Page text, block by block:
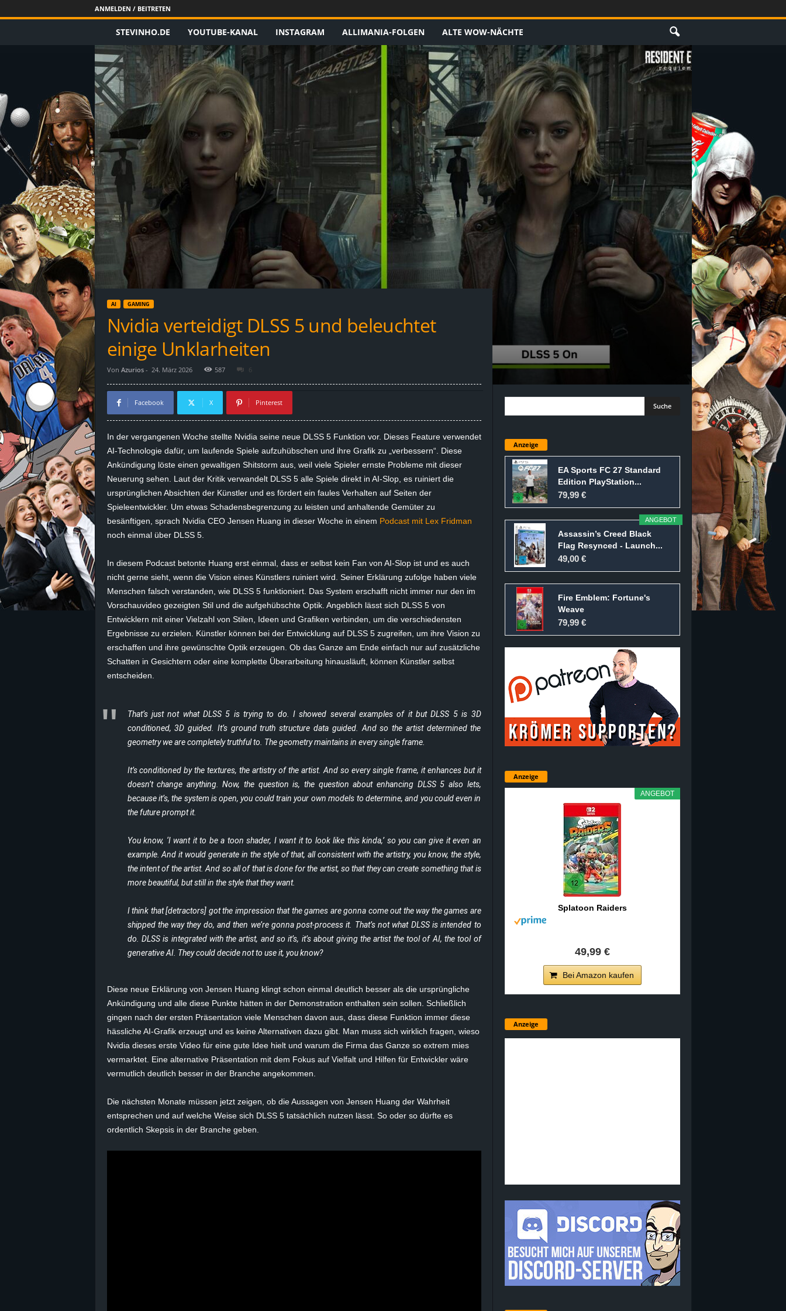
ANMELDEN / BEITRETEN
t
e
v
i
n
h
o
.
d
e
i
n
s
g
e
c
h
n
STEVINHO.DE YOUTUBE-KANAL INSTAGRAM ALLIMANIA-FOLGEN ALTE WOW-NÄCHTE
AI GAMING
Nvidia verteidigt DLSS 5 und beleuchtet
einige Unklarheiten
Von Azurios- 24. März 2026 587 6
Facebook X Pinterest
In der vergangenen Woche stellte Nvidia seine neue DLSS 5 Funktion vor. Dieses Feature verwendet
AI-Technologie dafür, um laufende Spiele aufzuhübschen und ihre Grafik zu „verbessern“. Diese
Ankündigung löste einen gewaltigen Shitstorm aus, weil viele Spieler ernste Probleme mit dieser
Neuerung sehen. Laut der Kritik verwandelt DLSS 5 alle Spiele direkt in AI-Slop, es ruiniert die
ursprünglichen Absichten der Künstler und es fördert ein faules Verhalten auf Seiten der
Spieleentwickler. Um etwas Schadensbegrenzung zu leisten und anhaltende Gemüter zu
besänftigen, sprach Nvidia CEO Jensen Huang in dieser Woche in einem Podcast mit Lex Fridman
noch einmal über DLSS 5.
In diesem Podcast betonte Huang erst einmal, dass er selbst kein Fan von AI-Slop ist und es auch
nicht gerne sieht, wenn die Vision eines Künstlers ruiniert wird. Seiner Erklärung zufolge haben viele
Menschen falsch verstanden, wie DLSS 5 funktioniert. Das System erschafft nicht immer nur den im
Vorschauvideo gezeigten Stil und die aufgehübschte Optik. Angeblich lässt sich DLSS 5 von
Entwicklern mit einer Vielzahl von Stilen, Ideen und Grafiken verbinden, um die verschiedensten
Ergebnisse zu erzielen. Künstler können bei der Entwicklung auf DLSS 5 zugreifen, um ihre Vision zu
erschaffen und ihre gewünschte Optik erzeugen. Ob das Ganze am Ende einfach nur auf zusätzliche
Schatten in Gesichtern oder eine komplette Überarbeitung hinausläuft, können Künstler selbst
entscheiden.
That’s just not what DLSS 5 is trying to do. I showed several examples of it but DLSS 5 is 3D
conditioned, 3D guided. It’s ground truth structure data guided. And so the artist determined the
geometry we are completely truthful to. The geometry maintains in every single frame.
It’s conditioned by the textures, the artistry of the artist. And so every single frame, it enhances but it
doesn’t change anything. Now, the question is, the question about enhancing DLSS 5 also lets,
because it’s, the system is open, you could train your own models to determine, and you could even in
the future prompt it.
You know, ‘I want it to be a toon shader, I want it to look like this kinda,’ so you can give it even an
example. And it would generate in the style of that, all consistent with the artistry, you know, the style,
the intent of the artist. And so all of that is done for the artist, so that they can create something that is
more beautiful, but still in the style that they want.
I think that [detractors] got the impression that the games are gonna come out the way the games are
shipped the way they do, and then we’re gonna post-process it. That’s not what DLSS is intended to
do. DLSS is integrated with the artist, and so it’s, it’s about giving the artist the tool of AI, the tool of
generative AI. They could decide not to use it, you know?
Diese neue Erklärung von Jensen Huang klingt schon einmal deutlich besser als die ursprüngliche
Ankündigung und alle diese Punkte hätten in der Demonstration enthalten sein sollen. Schließlich
gingen nach der ersten Präsentation viele Menschen davon aus, dass diese Funktion immer diese
hässliche AI-Grafik erzeugt und es keine Alternativen dazu gibt. Man muss sich wirklich fragen, wieso
Nvidia dieses erste Video für eine gute Idee hielt und warum die Firma das Ganze so extrem mies
vermarktet. Eine alternative Präsentation mit dem Fokus auf Vielfalt und Hilfen für Entwickler wäre
vermutlich deutlich besser in der Branche angekommen.
Die nächsten Monate müssen jetzt zeigen, ob die Aussagen von Jensen Huang der Wahrheit
entsprechen und auf welche Weise sich DLSS 5 tatsächlich nutzen lässt. So oder so dürfte es
ordentlich Skepsis in der Branche geben.
Anzeige
EA Sports FC 27 Standard
Edition PlayStation...
79,99 €
ANGEBOT
Assassin’s Creed Black
Flag Resynced - Launch...
49,00 €
Fire Emblem: Fortune's
Weave
79,99 €
Anzeige
ANGEBOT
Splatoon Raiders
49,99 €
Bei Amazon kaufen
Anzeige